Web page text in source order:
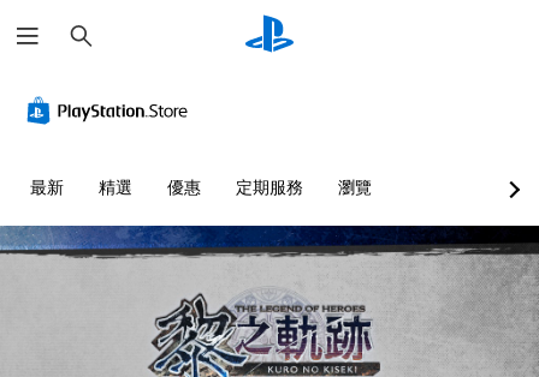
尋
最新 精選 優惠 定期服務 瀏覽